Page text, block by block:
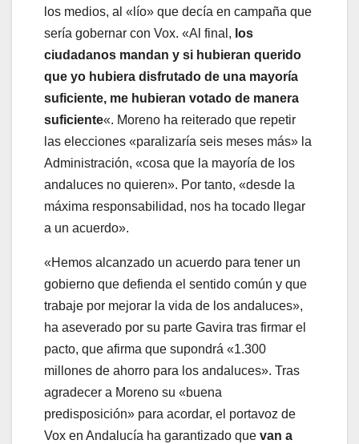
los medios, al «lío» que decía en campaña que
sería gobernar con Vox. «Al final, los
ciudadanos mandan y si hubieran querido
que yo hubiera disfrutado de una mayoría
suficiente, me hubieran votado de manera
suficiente«. Moreno ha reiterado que repetir
las elecciones «paralizaría seis meses más» la
Administración, «cosa que la mayoría de los
andaluces no quieren». Por tanto, «desde la
máxima responsabilidad, nos ha tocado llegar
a un acuerdo».
«Hemos alcanzado un acuerdo para tener un
gobierno que defienda el sentido común y que
trabaje por mejorar la vida de los andaluces»,
ha aseverado por su parte Gavira tras firmar el
pacto, que afirma que supondrá «1.300
millones de ahorro para los andaluces». Tras
agradecer a Moreno su «buena
predisposición» para acordar, el portavoz de
Vox en Andalucía ha garantizado que van a